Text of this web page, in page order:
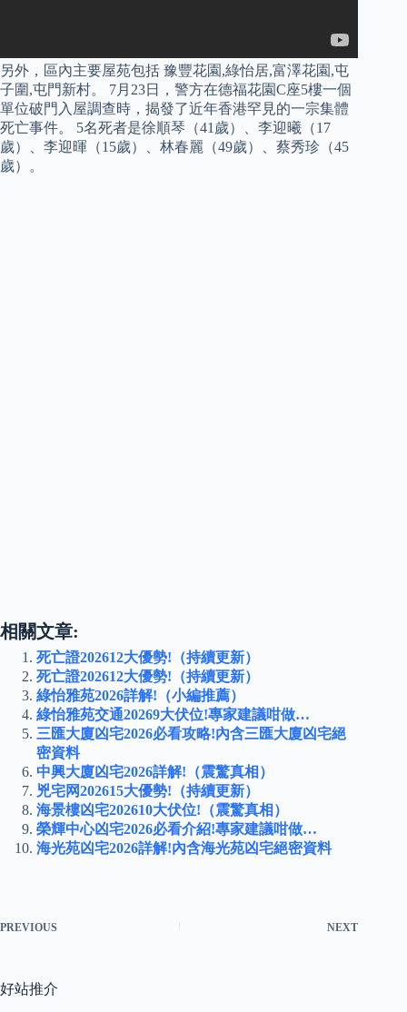
另外，區內主要屋苑包括 豫豐花園,綠怡居,富澤花園,屯
子圍,屯門新村。 7月23日，警方在德福花園C座5樓一個
單位破門入屋調查時，揭發了近年香港罕見的一宗集體
死亡事件。 5名死者是徐順琴（41歲）、李迎曦（17
歲）、李迎暉（15歲）、林春麗（49歲）、蔡秀珍（45
歲）。
相關文章:
死亡證202612大優勢!（持續更新）
死亡證202612大優勢!（持續更新）
綠怡雅苑2026詳解!（小編推薦）
綠怡雅苑交通20269大伏位!專家建議咁做…
三匯大廈凶宅2026必看攻略!內含三匯大廈凶宅絕
密資料
中興大廈凶宅2026詳解!（震驚真相）
兇宅网202615大優勢!（持續更新）
海景樓凶宅202610大伏位!（震驚真相）
榮輝中心凶宅2026必看介紹!專家建議咁做…
海光苑凶宅2026詳解!內含海光苑凶宅絕密資料
PREVIOUS NEXT
好站推介